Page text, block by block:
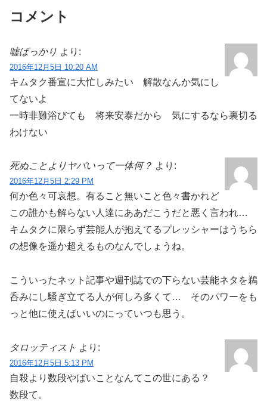
コメント
嘘ばっかり より:
2016年12月5日 10:20 AM
キムタク番宣に大忙しみたい 解散なんか気にし
てないよ
一時非難浴びても 将来安泰だから 気にするなら裏切る
わけない
死ぬことよりヤバいって一体何？ より:
2016年12月5日 2:29 PM
何か色々可哀想。有ること無いこと色々書かれど
この誰かも解らない人達にああだこうだと悪く言われ…
キムタクに限らず芸能人が抱えてるプレッシャーはうちら
の想像を遥か超えるものなんでしょうね。
こういったネット記事や週刊誌での下らない芸能ネタを鵜
呑みにし騒ぎ立てる人が何しろ多くて… そのパワーをも
っと他に使えばいいのにっていつも思う。
タロッティスト より:
2016年12月5日 5:13 PM
自殺より数段やばいことなんてこの世にある？
数段て。